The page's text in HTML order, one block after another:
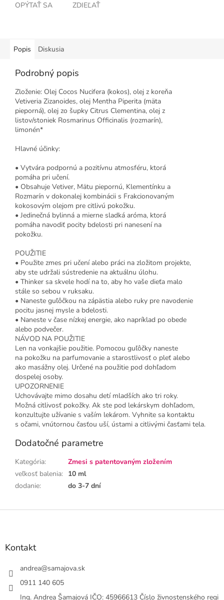
OPÝTAŤ SA ZDIEĽAŤ
Popis Diskusia
Podrobný popis
Zloženie: Olej Cocos Nucifera (kokos), olej z koreňa
Vetiveria Zizanoides, olej Mentha Piperita (mäta
pieporná), olej zo šupky Citrus Clementina, olej z
listov/stoniek Rosmarinus Officinalis (rozmarín),
limonén*
Hlavné účinky:
• Vytvára podpornú a pozitívnu atmosféru, ktorá
pomáha pri učení.
• Obsahuje Vetiver, Mätu piepornú, Klementínku a
Rozmarín v dokonalej kombinácii s Frakcionovaným
kokosovým olejom pre citlivú pokožku.
• Jedinečná bylinná a mierne sladká aróma, ktorá
pomáha navodiť pocity bdelosti pri nanesení na
pokožku.
POUŽITIE
• Použite zmes pri učení alebo práci na zložitom projekte,
aby ste udržali sústredenie na aktuálnu úlohu.
• Thinker sa skvele hodí na to, aby ho vaše dieťa malo
stále so sebou v ruksaku.
• Naneste guľôčkou na zápästia alebo ruky pre navodenie
pocitu jasnej mysle a bdelosti.
• Naneste v čase nízkej energie, ako napríklad po obede
alebo podvečer.
NÁVOD NA POUŽITIE
Len na vonkajšie použitie. Pomocou guľôčky naneste
na pokožku na parfumovanie a starostlivosť o pleť alebo
ako masážny olej. Určené na použitie pod dohľadom
dospelej osoby.
UPOZORNENIE
Uchovávajte mimo dosahu detí mladších ako tri roky.
Možná citlivosť pokožky. Ak ste pod lekárskym dohľadom,
konzultujte užívanie s vaším lekárom. Vyhnite sa kontaktu
s očami, vnútornou časťou uší, ústami a citlivými časťami tela.
Dodatočné parametre
Kategória:
Zmesi s patentovaným zložením
veľkosť balenia: 10 ml
dodanie: do 3-7 dní
Z
Kontakt
andrea@samajova.sk
0911 140 605
Ing. Andrea Šamajová IČO: 45966613 Číslo živnostenského regi